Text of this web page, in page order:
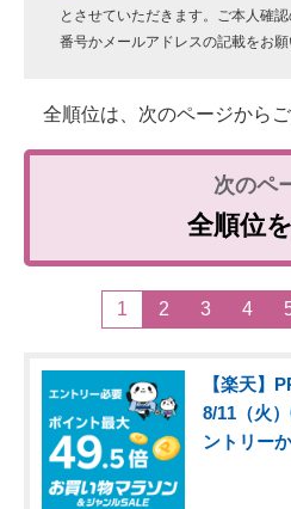
とさせていただきます。ご本人確
番号かメールアドレスの記載をお願
全順位は、次のページからご
全順位
1 2 3 4
【楽天】
8/11（火
ントリー